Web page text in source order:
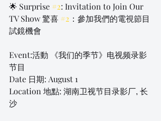
🌟 Surprise #2: Invitation to Join Our
TV Show 驚喜 #2 ：參加我們的電視節目
試鏡機會
Event:活動 《我们的季节》电视频录影
节目
Date 日期: August 1
Location 地點: 湖南卫视节目录影厂, 长
沙